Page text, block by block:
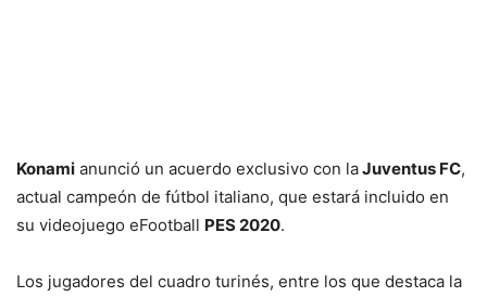
Konami anunció un acuerdo exclusivo con laJuventus FC,
actual campeón de fútbol italiano, que estará incluido en
su videojuego eFootball PES 2020.
Los jugadores del cuadro turinés, entre los que destaca la